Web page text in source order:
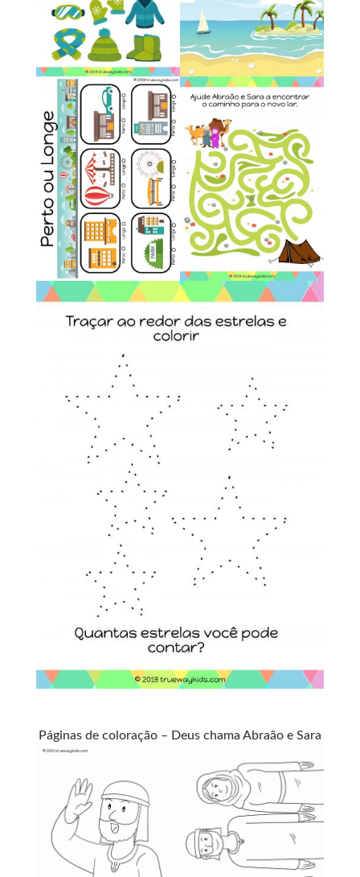
Páginas de coloração – Deus chama Abraão e Sara